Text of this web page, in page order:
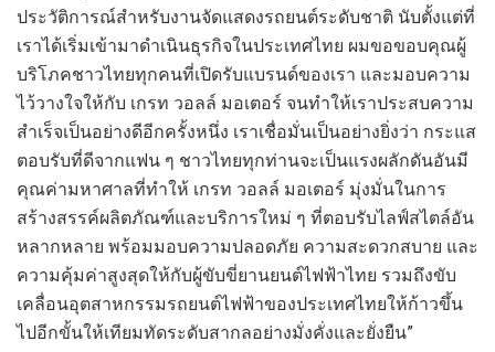
ประวัติการณ์สำหรับงานจัดแสดงรถยนต์ระดับชาติ นับตั้งแต่ที่
เราได้เริ่มเข้ามาดำเนินธุรกิจในประเทศไทย ผมขอขอบคุณผู้
บริโภคชาวไทยทุกคนที่เปิดรับแบรนด์ของเรา และมอบความ
ไว้วางใจให้กับ เกรท วอลล์ มอเตอร์ จนทำให้เราประสบความ
สำเร็จเป็นอย่างดีอีกครั้งหนึ่ง เราเชื่อมั่นเป็นอย่างยิ่งว่า กระแส
ตอบรับที่ดีจากแฟน ๆ ชาวไทยทุกท่านจะเป็นแรงผลักดันอันมี
คุณค่ามหาศาลที่ทำให้ เกรท วอลล์ มอเตอร์ มุ่งมั่นในการ
สร้างสรรค์ผลิตภัณฑ์และบริการใหม่ ๆ ที่ตอบรับไลฟ์สไตล์อัน
หลากหลาย พร้อมมอบความปลอดภัย ความสะดวกสบาย และ
ความคุ้มค่าสูงสุดให้กับผู้ขับขี่ยานยนต์ไฟฟ้าไทย รวมถึงขับ
เคลื่อนอุตสาหกรรมรถยนต์ไฟฟ้าของประเทศไทยให้ก้าวขึ้น
ไปอีกขั้นให้เทียมทัดระดับสากลอย่างมั่งคั่งและยั่งยืน”